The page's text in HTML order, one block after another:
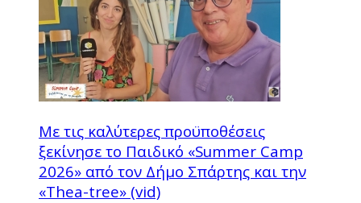
Με τις καλύτερες προϋποθέσεις
ξεκίνησε το Παιδικό «Summer Camp
2026» από τον Δήμο Σπάρτης και την
«Thea-tree» (vid)